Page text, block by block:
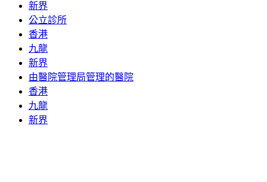
新界
公立診所
香港
九龍
新界
由醫院管理局管理的醫院
香港
九龍
新界